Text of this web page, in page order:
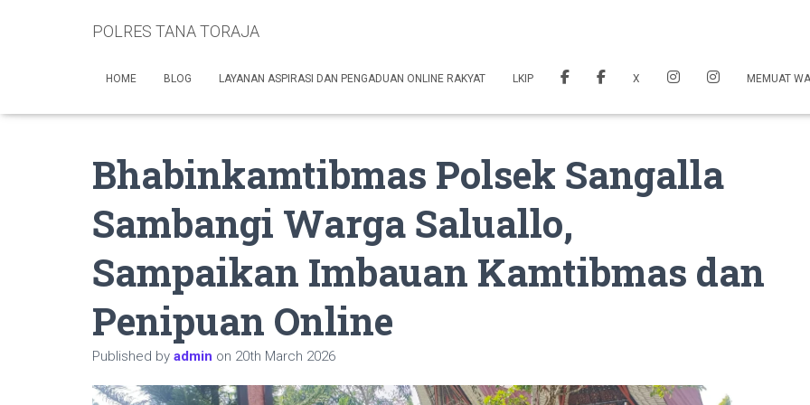
POLRES TANA TORAJA
HOME BLOG LAYANAN ASPIRASI DAN PENGADUAN ONLINE RAKYAT LKIP X MEMUAT
Bhabinkamtibmas Polsek Sangalla
Sambangi Warga Saluallo,
Sampaikan Imbauan Kamtibmas dan
Penipuan Online
Published by admin on 20th March 2026